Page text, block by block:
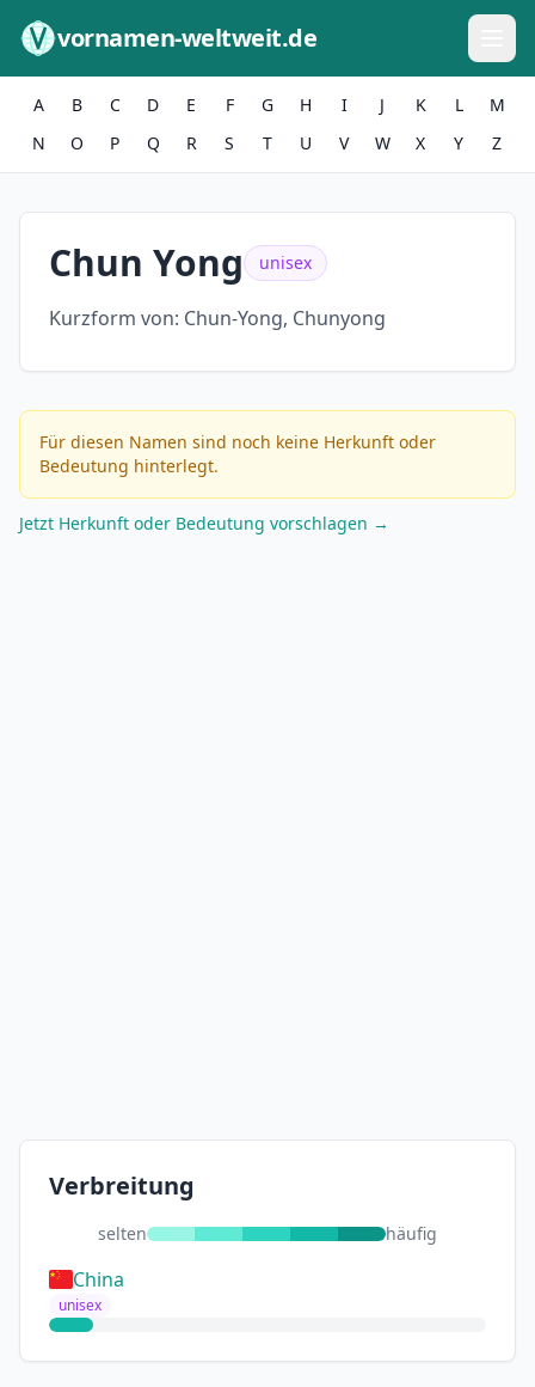
vornamen-weltweit.de
A B C D E F G H I J K L
M
N
O P Q R S T U V W X Y Z
Chun Yong unisex
Kurzform von: Chun-Yong, Chunyong
Für diesen Namen sind noch keine Herkunft oder
Bedeutung hinterlegt.
Jetzt Herkunft oder Bedeutung vorschlagen →
Verbreitung
selten häufig
China
unisex